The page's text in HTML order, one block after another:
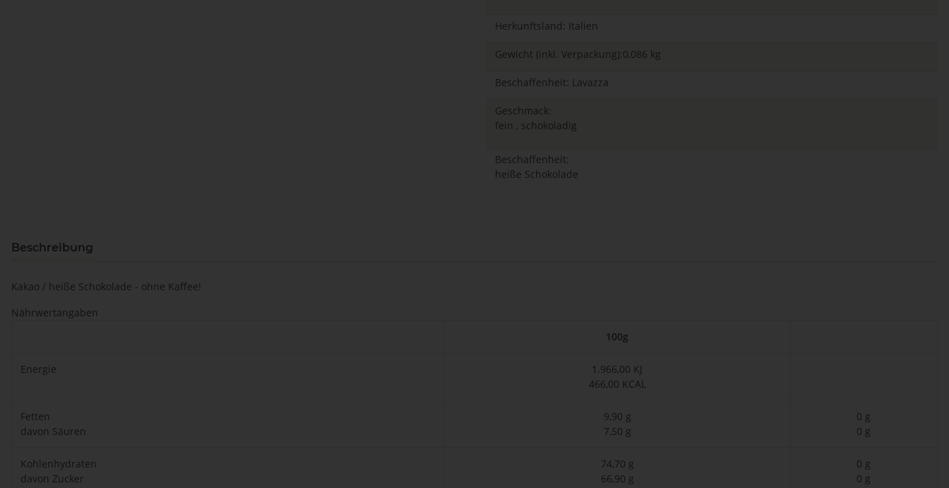
Herkunftsland: Italien
Gewicht (inkl. Verpackung):0,086 kg
Beschaffenheit: Lavazza
Geschmack:
fein , schokoladig
Beschaffenheit:
heiße Schokolade
Beschreibung
Kakao / heiße Schokolade - ohne Kaffee!
Nährwertangaben
100g
Energie
1.966,00 KJ
466,00 KCAL
Fetten
davon Säuren
9,90 g
7,50 g
0 g
0 g
Kohlenhydraten
davon Zucker
74,70 g
66,90 g
0 g
0 g